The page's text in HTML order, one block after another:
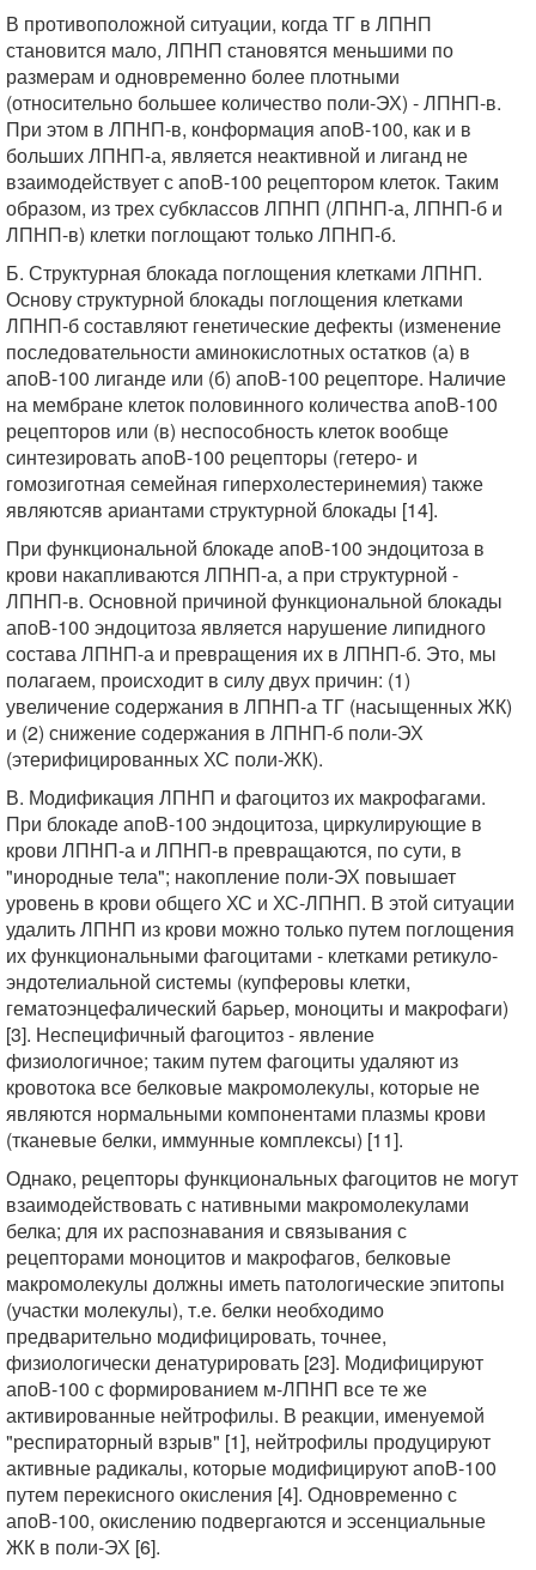
В противоположной ситуации, когда ТГ в ЛПНП
становится мало, ЛПНП становятся меньшими по
размерам и одновременно более плотными
(относительно большее количество поли-ЭХ) - ЛПНП-в.
При этом в ЛПНП-в, конформация апоВ-100, как и в
больших ЛПНП-а, является неактивной и лиганд не
взаимодействует с апоВ-100 рецептором клеток. Таким
образом, из трех субклассов ЛПНП (ЛПНП-а, ЛПНП-б и
ЛПНП-в) клетки поглощают только ЛПНП-б.
Б. Структурная блокада поглощения клетками ЛПНП.
Основу структурной блокады поглощения клетками
ЛПНП-б составляют генетические дефекты (изменение
последовательности аминокислотных остатков (а) в
апоВ-100 лиганде или (б) апоВ-100 рецепторе. Наличие
на мембране клеток половинного количества апоВ-100
рецепторов или (в) неспособность клеток вообще
синтезировать апоВ-100 рецепторы (гетеро- и
гомозиготная семейная гиперхолестеринемия) также
являютсяв ариантами структурной блокады [14].
При функциональной блокаде апоВ-100 эндоцитоза в
крови накапливаются ЛПНП-а, а при структурной -
ЛПНП-в. Основной причиной функциональной блокады
апоВ-100 эндоцитоза является нарушение липидного
состава ЛПНП-а и превращения их в ЛПНП-б. Это, мы
полагаем, происходит в силу двух причин: (1)
увеличение содержания в ЛПНП-а ТГ (насыщенных ЖК)
и (2) снижение содержания в ЛПНП-б поли-ЭХ
(этерифицированных ХС поли-ЖК).
В. Модификация ЛПНП и фагоцитоз их макрофагами.
При блокаде апоВ-100 эндоцитоза, циркулирующие в
крови ЛПНП-а и ЛПНП-в превращаются, по сути, в
"инородные тела"; накопление поли-ЭХ повышает
уровень в крови общего ХС и ХС-ЛПНП. В этой ситуации
удалить ЛПНП из крови можно только путем поглощения
их функциональными фагоцитами - клетками ретикуло-
эндотелиальной системы (купферовы клетки,
гематоэнцефалический барьер, моноциты и макрофаги)
[3]. Неспецифичный фагоцитоз - явление
физиологичное; таким путем фагоциты удаляют из
кровотока все белковые макромолекулы, которые не
являются нормальными компонентами плазмы крови
(тканевые белки, иммунные комплексы) [11].
Однако, рецепторы функциональных фагоцитов не могут
взаимодействовать с нативными макромолекулами
белка; для их распознавания и связывания с
рецепторами моноцитов и макрофагов, белковые
макромолекулы должны иметь патологические эпитопы
(участки молекулы), т.е. белки необходимо
предварительно модифицировать, точнее,
физиологически денатурировать [23]. Модифицируют
апоВ-100 с формированием м-ЛПНП все те же
активированные нейтрофилы. В реакции, именуемой
"респираторный взрыв" [1], нейтрофилы продуцируют
активные радикалы, которые модифицируют апоВ-100
путем перекисного окисления [4]. Одновременно с
апоВ-100, окислению подвергаются и эссенциальные
ЖК в поли-ЭХ [6].